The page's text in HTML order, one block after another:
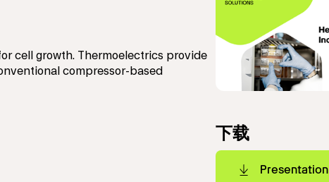
cell growth. Thermoelectrics provide
compressor-based
下载
Presentation